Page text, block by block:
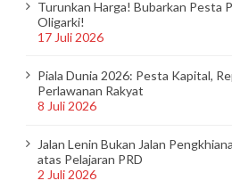
Turunkan Harga! Bubarkan Pesta
Oligarki!
17 Juli 2026
Piala Dunia 2026: Pesta Kapital,
Perlawanan Rakyat
8 Juli 2026
Jalan Lenin Bukan Jalan
atas Pelajaran PRD
2 Juli 2026